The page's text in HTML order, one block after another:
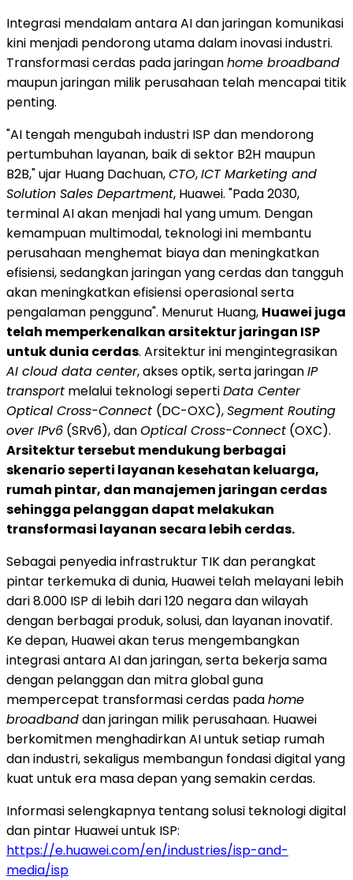
Integrasi mendalam antara AI dan jaringan komunikasi
kini menjadi pendorong utama dalam inovasi industri.
Transformasi cerdas pada jaringanhome broadband
maupun jaringan milik perusahaan telah mencapai titik
penting.
"AI tengah mengubah industri ISP dan mendorong
pertumbuhan layanan, baik di sektor B2H maupun
B2B," ujar Huang Dachuan,CTO,ICT Marketing and
Solution Sales Department, Huawei. "Pada 2030,
terminal AI akan menjadi hal yang umum. Dengan
kemampuan multimodal, teknologi ini membantu
perusahaan menghemat biaya dan meningkatkan
efisiensi, sedangkan jaringan yang cerdas dan tangguh
akan meningkatkan efisiensi operasional serta
pengalaman pengguna". Menurut Huang, Huawei juga
telah memperkenalkan arsitektur jaringan ISP
untuk dunia cerdas. Arsitektur ini mengintegrasikan
AI cloud data center, akses optik, serta jaringanIP
transport melalui teknologi sepertiData Center
Optical Cross-Connect (DC-OXC),Segment Routing
over IPv6 (SRv6), danOptical Cross-Connect (OXC).
Arsitektur tersebut mendukung berbagai
skenario seperti layanan kesehatan keluarga,
rumah pintar, dan manajemen jaringan cerdas
sehingga pelanggan dapat melakukan
transformasi layanan secara lebih cerdas.
Sebagai penyedia infrastruktur TIK dan perangkat
pintar terkemuka di dunia, Huawei telah melayani lebih
dari 8.000 ISP di lebih dari 120 negara dan wilayah
dengan berbagai produk, solusi, dan layanan inovatif.
Ke depan, Huawei akan terus mengembangkan
integrasi antara AI dan jaringan, serta bekerja sama
dengan pelanggan dan mitra global guna
mempercepat transformasi cerdas padahome
broadbanddan jaringan milik perusahaan. Huawei
berkomitmen menghadirkan AI untuk setiap rumah
dan industri, sekaligus membangun fondasi digital yang
kuat untuk era masa depan yang semakin cerdas.
Informasi selengkapnya tentang solusi teknologi digital
dan pintar Huawei untuk ISP:
https://e.huawei.com/en/industries/isp-and-
media/isp